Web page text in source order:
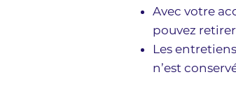
Avec votre
pouvez
Les
n’est